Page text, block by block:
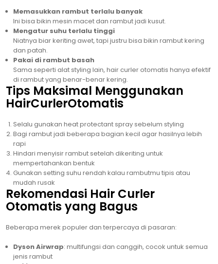
Memasukkan rambut terlalu banyak
Ini bisa bikin mesin macet dan rambut jadi kusut.
Mengatur suhu terlalu tinggi
Niatnya biar keriting awet, tapi justru bisa bikin rambut kering
dan patah.
Pakai di rambut basah
Sama seperti alat styling lain, hair curler otomatis hanya efektif
di rambut yang benar-benar kering.
Tips Maksimal Menggunakan
HairCurlerOtomatis
Selalu gunakan heat protectant spray sebelum styling
Bagi rambut jadi beberapa bagian kecil agar hasilnya lebih
rapi
Hindari menyisir rambut setelah dikeriting untuk
mempertahankan bentuk
Gunakan setting suhu rendah kalau rambutmu tipis atau
mudah rusak
Rekomendasi Hair Curler
Otomatis yang Bagus
Beberapa merek populer dan terpercaya di pasaran:
Dyson Airwrap: multifungsi dan canggih, cocok untuk semua
jenis rambut